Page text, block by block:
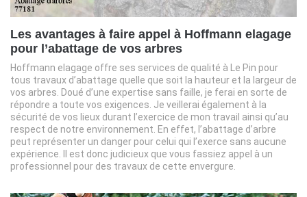
Les avantages à faire appel à Hoffmann elagage
pour l’abattage de vos arbres
Hoffmann elagage offre ses services de qualité à Le Pin pour
tous travaux d’abattage quelle que soit la hauteur et la largeur de
vos arbres. Doué d’une expertise sans faille, je ferai en sorte de
répondre a toute vos exigences. Je veillerai également à la
sécurité de vos lieux durant l’exercice de mon travail ainsi qu’au
respect de notre environnement. En effet, l’abattage d’arbre
peut représenter un danger pour celui qui l’exerce sans aucune
expérience. Il est donc judicieux que vous fassiez appel à un
professionnel pour des travaux de cette envergure.